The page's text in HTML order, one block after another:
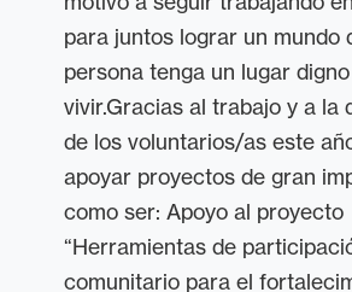
para juntos lograr un mundo
persona tenga un lugar
vivir.Gracias al trabajo y a la
de los voluntarios/as este
apoyar proyectos de gran
como ser: Apoyo al proyecto
“Herramientas de
comunitario para el